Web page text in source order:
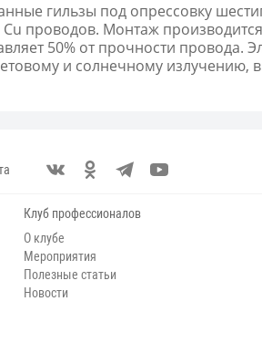
гильзы под опрессовку
проводов. Монтаж
50% от прочности провода.
и солнечному
Клуб профессионалов
О клубе
Мероприятия
Полезные статьи
Новости